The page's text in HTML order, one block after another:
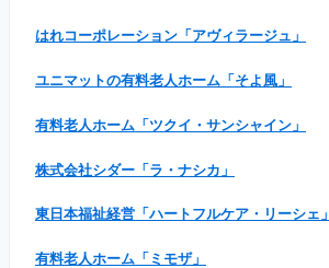
はれコーポレーション「アヴィラージュ」
ユニマットの有料老人ホーム「そよ風」
有料老人ホーム「ツクイ・サンシャイン」
株式会社シダー「ラ・ナシカ」
東日本福祉経営「ハートフルケア・リーシェ」
有料老人ホーム「ミモザ」